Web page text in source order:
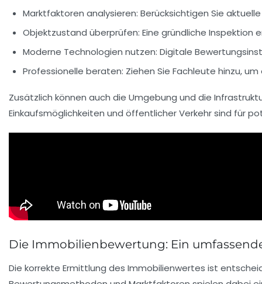
Marktfaktoren analysieren: Berücksichtigen Sie
Objektzustand überprüfen: Eine gründliche Inspektion
Moderne Technologien nutzen: Digitale
Professionelle beraten: Ziehen Sie Fachleute hinzu,
Zusätzlich können auch die Umgebung und die
Einkaufsmöglichkeiten und öffentlicher Verkehr sind für
Die Immobilienbewertung: Ein
Die korrekte Ermittlung des Immobilienwertes ist